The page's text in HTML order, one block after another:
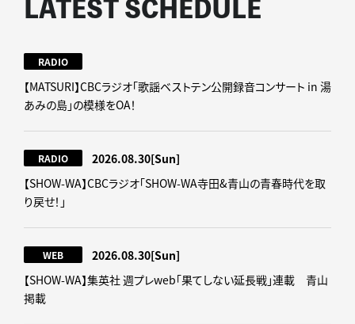
LATEST SCHEDULE
RADIO
【MATSURI】CBCラジオ「歌謡ベストテン公開録音コンサート in 湯
あみの島」の模様をOA！
RADIO 2026.08.30[Sun]
【SHOW-WA】CBCラジオ｢SHOW-WA寺田&青山の青春時代を取
り戻せ！｣
WEB 2026.08.30[Sun]
【SHOW-WA】集英社 週プレweb｢果てしない延長戦｣連載 青山
掲載